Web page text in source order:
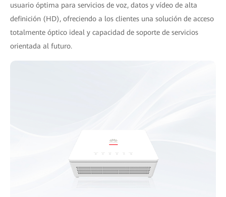
usuario óptima para servicios de voz, datos y vídeo de alta
definición (HD), ofreciendo a los clientes una solución de acceso
totalmente óptico ideal y capacidad de soporte de servicios
orientada al futuro.